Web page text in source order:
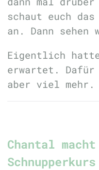
schaut euch
an. Dann
Eigentlich
erwartet.
aber viel mehr.
Chantal
Schnupperkurs